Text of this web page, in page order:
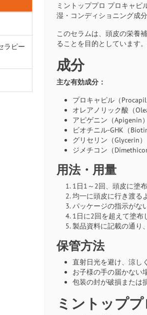
ラピー
ミントッププロ プロキャ
湿・コンディショニング成
このセラムは、頭皮の栄養
ることを目的としています
成分
主な有効成分：
プロキャピル（Procapil
オレアノリック酸（
アピゲニン（Apigenin）
ビオチニル-GHK（
グリセリン（Glycerin）
ジメチコン（
用法・用量
1日1～2回、頭皮に塗
均一に頭皮に行き渡る
パッケージの指示がな
1日に2回を超えて塗布
製品資料に記載の通り
保管方法
直射日光を避け、涼し
お子様の手の届かない
包装の封が破損または
ミントップ